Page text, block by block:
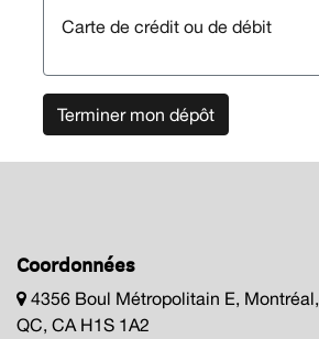
Carte de crédit ou de débit
Terminer mon dépôt
Coordonnées
4356 Boul Métropolitain E, Montréal,
QC, CA H1S 1A2